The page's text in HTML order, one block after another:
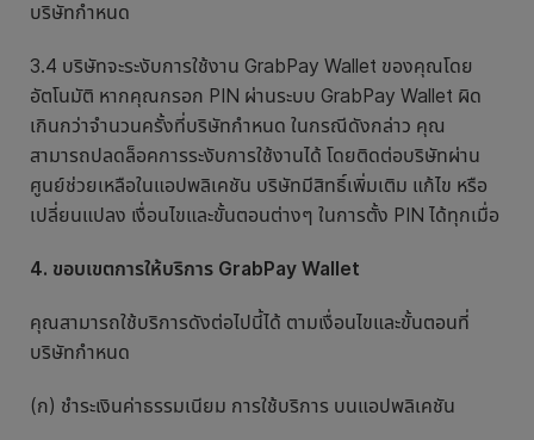
บริษัทกำหนด
3.4 บริษัทจะระงับการใช้งาน GrabPay Wallet ของคุณโดย
อัตโนมัติ หากคุณกรอก PIN ผ่านระบบ GrabPay Wallet ผิด
เกินกว่าจำนวนครั้งที่บริษัทกำหนด ในกรณีดังกล่าว คุณ
สามารถปลดล็อคการระงับการใช้งานได้ โดยติดต่อบริษัทผ่าน
ศูนย์ช่วยเหลือในแอปพลิเคชัน บริษัทมีสิทธิ์เพิ่มเติม แก้ไข หรือ
เปลี่ยนแปลง เงื่อนไขและขั้นตอนต่างๆ ในการตั้ง PIN ได้ทุกเมื่อ
4. ขอบเขตการให้บริการ GrabPay Wallet
คุณสามารถใช้บริการดังต่อไปนี้ได้ ตามเงื่อนไขและขั้นตอนที่
บริษัทกำหนด
(ก) ชำระเงินค่าธรรมเนียม การใช้บริการ บนแอปพลิเคชัน